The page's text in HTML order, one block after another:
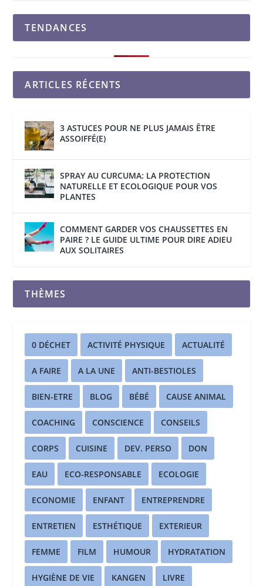
TENDANCES
ARTICLES RÉCENTS
3 ASTUCES POUR NE PLUS JAMAIS ÊTRE
ASSOIFFÉ(E)
SPRAY AU CURCUMA: LA PROTECTION
NATURELLE ET ECOLOGIQUE POUR VOS
PLANTES
COMMENT GARDER VOS CHAUSSETTES EN
PAIRE ? LE GUIDE ULTIME POUR DIRE ADIEU
AUX SOLITAIRES
THÈMES
0 DÉCHET ACTIVITÉ PHYSIQUE ACTUALITÉ
A FAIRE A LA UNE ANTI-BESTIOLES
BIEN-ETRE BLOG BÉBÉ CAUSE ANIMAL
COACHING CONSCIENCE CONSEILS
CORPS CUISINE DEV. PERSO DON
EAU ECO-RESPONSABLE ECOLOGIE
ECONOMIE ENFANT ENTREPRENDRE
ENTRETIEN ESTHÉTIQUE EXTERIEUR
FEMME FILM HUMOUR HYDRATATION
HYGIÈNE DE VIE KANGEN LIVRE